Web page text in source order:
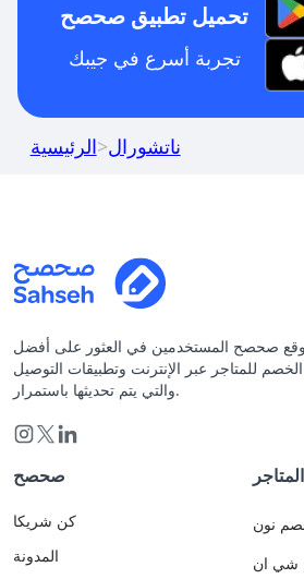
تحميل تطبيق صحصح
تجربة أسرع في جيبك
الرئيسية>ناتشورال
صحصح المستخدمين في العثور على أفضل
الخصم للمتاجر عبر الإنترنت وتطبيقات التوصيل
والتي يتم تحديثها باستمرار.
صحصح
كن شريكا
المدونة
المتاجر
نون
شي ان